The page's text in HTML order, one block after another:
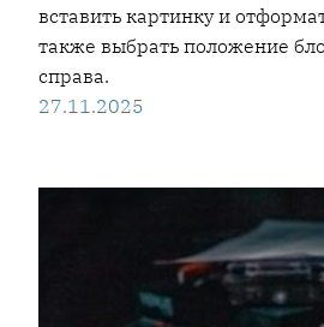
вставить картинку и
также выбрать положение
справа.
27.11.2025